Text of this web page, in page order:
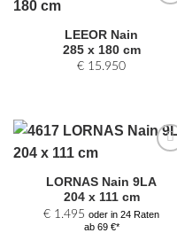
hinzufügen
LEEOR Nain
285 x 180 cm
€ 15.950
Auswahl
hinzufügen
LORNAS Nain 9LA
204 x 111 cm
€ 1.495 oder in 24 Raten
ab 69 €*